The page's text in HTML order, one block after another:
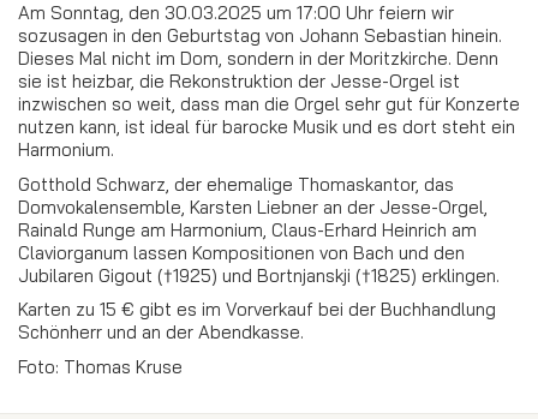
Am Sonntag, den 30.03.2025 um 17:00 Uhr feiern wir
sozusagen in den Geburtstag von Johann Sebastian hinein.
Dieses Mal nicht im Dom, sondern in der Moritzkirche. Denn
sie ist heizbar, die Rekonstruktion der Jesse-Orgel ist
inzwischen so weit, dass man die Orgel sehr gut für Konzerte
nutzen kann, ist ideal für barocke Musik und es dort steht ein
Harmonium.
Gotthold Schwarz, der ehemalige Thomaskantor, das
Domvokalensemble, Karsten Liebner an der Jesse-Orgel,
Rainald Runge am Harmonium, Claus-Erhard Heinrich am
Claviorganum lassen Kompositionen von Bach und den
Jubilaren Gigout (†1925) und Bortnjanskji (†1825) erklingen.
Karten zu 15 € gibt es im Vorverkauf bei der Buchhandlung
Schönherr und an der Abendkasse.
Foto: Thomas Kruse